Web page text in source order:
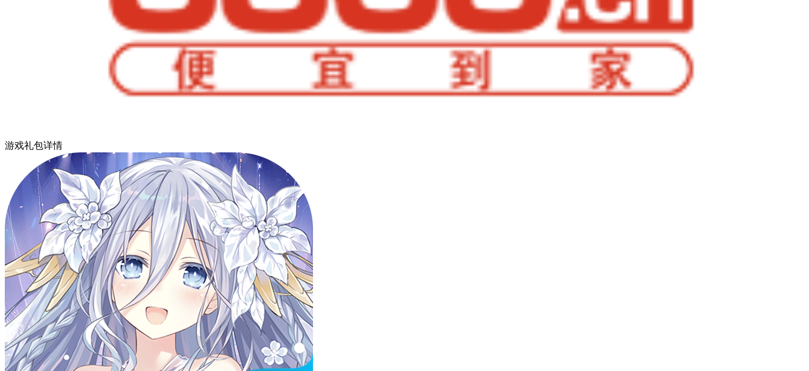
游戏礼包详情